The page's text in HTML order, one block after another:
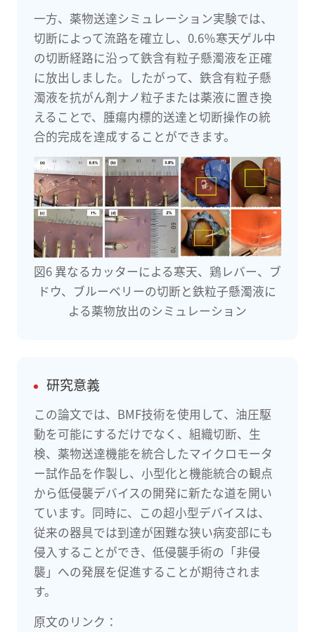
一方、薬物送達シミュレーション実験では、
切断によって流路を確立し、0.6％寒天ゲル中
の切断経路に沿って鉄含有粒子懸濁液を正確
に放出しました。したがって、鉄含有粒子懸
濁液を抗がん剤ナノ粒子または薬液に置き換
えることで、腫瘍内標的送達と切断操作の統
合的完成を達成することができます。
図6 異なるカッターによる寒天、鶏レバー、ブ
ドウ、ブルーベリーの切断と鉄粒子懸濁液に
よる薬物放出のシミュレーション
研究意義
この論文では、BMF技術を使用して、油圧駆
動を可能にするだけでなく、組織切断、生
検、薬物送達機能を統合したマイクロモータ
ー試作品を作製し、小型化と機能統合の観点
から低侵襲デバイスの開発に新たな道を開い
ています。同時に、この超小型デバイスは、
従来の器具では到達が困難な狭い病変部にも
侵入することができ、低侵襲手術の「非侵
襲」への発展を促進することが期待されま
す。
原文のリンク：